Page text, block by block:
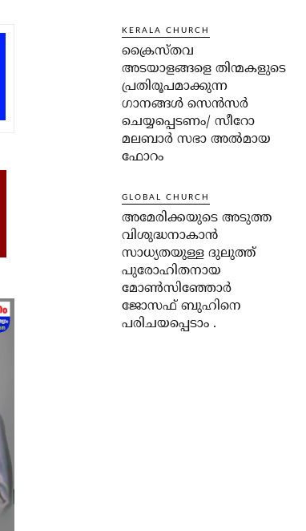
KERALA CHURCH
ക്രൈസ്തവ
അടയാളങ്ങളെ തിന്മകളുടെ
പ്രതിരൂപമാക്കുന്ന
ഗാനങ്ങൾ സെൻസർ
ചെയ്യപ്പെടണം/ സീറോ
മലബാർ സഭാ അൽമായ
ഫോറം
GLOBAL CHURCH
അമേരിക്കയുടെ അടുത്ത
വിശുദ്ധനാകാൻ
സാധ്യതയുള്ള ദുലുത്ത്
പുരോഹിതനായ
മോൺസിഞ്ഞോർ
ജോസഫ് ബുഹിനെ
പരിചയപ്പെടാം .